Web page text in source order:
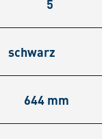
5
schwarz
644 mm